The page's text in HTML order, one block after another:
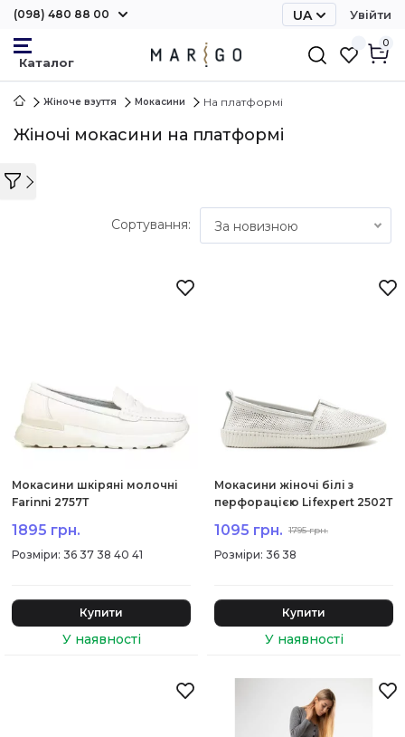
(098) 480 88 00
UA
Увійти
0
Жіноче взуття Мокасини На платформі
Жіночі мокасини на платформі
Сортування: За новизною
Мокасини шкіряні молочні
Farinni 2757Т
1895 грн.
: 36 37 38 40 41
Купити
Мокасини жіночі білі з
перфорацією Lifexpert 2502Т
1095 грн. 1795 грн.
: 36 38
Купити